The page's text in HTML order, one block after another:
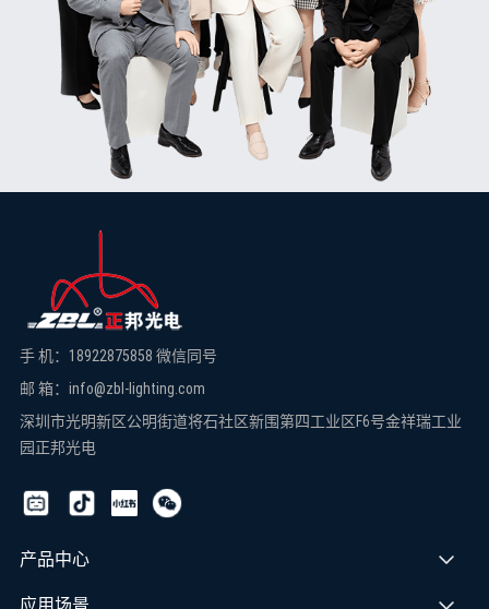
手 机：18922875858 微信同号
邮 箱：info@zbl-lighting.com
深圳市光明新区公明街道将石社区新围第四工业区F6号金祥瑞工业
园正邦光电
产品中心